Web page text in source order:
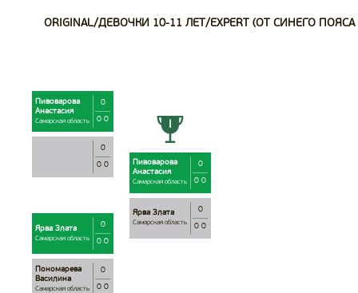
ORIGINAL/ДЕВОЧКИ 10-11 ЛЕТ/EXPERT (ОТ СИНЕГО
Пивоварова
Анастасия
Самарская область
0
0 0
0
0 0
Ярва Злата
Самарская область
0
0 0
Пономарева
Василина
Самарская область
0
0 0
Пивоварова
Анастасия
Самарская область
0
0 0
Ярва Злата
Самарская область
0
0 0